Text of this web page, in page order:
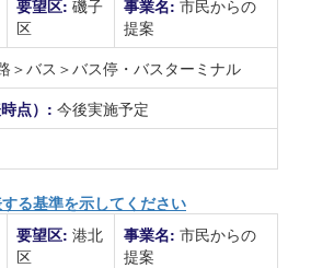
要望区: 磯子
区
事業名: 市民からの
提案
＞バス＞バス停・バスターミナル
点）: 今後実施予定
る基準を示してください
要望区: 港北
区
事業名: 市民からの
提案